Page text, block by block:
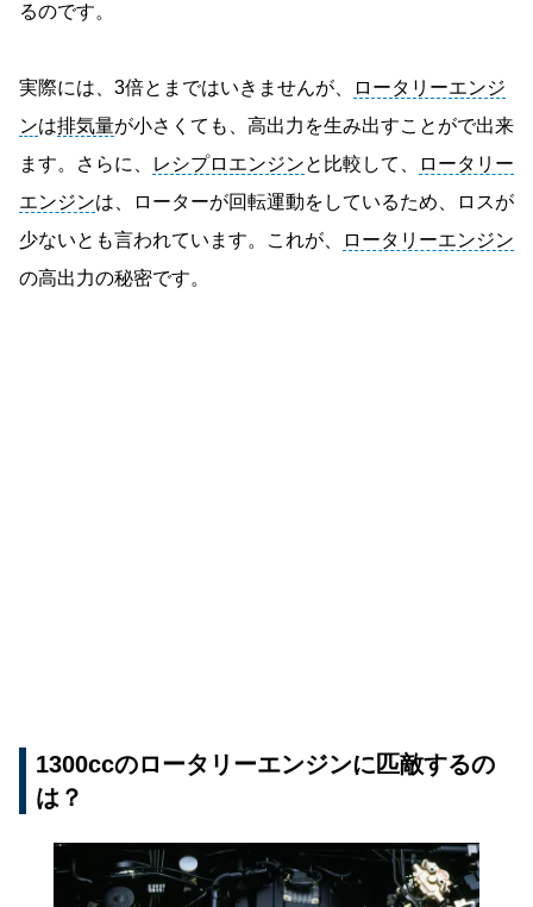
るのです。
実際には、3倍とまではいきませんが、
ロータリーエンジ
ンは排気量が小さくても、高出力を生み出すことがで出来
ます。さらに、
レシプロエンジンと比較して、
ロータリー
エンジンは、ローターが回転運動をしているため、ロスが
少ないとも言われています。これが、
ロータリーエンジン
の高出力の秘密です。
1300ccのロータリーエンジンに匹敵するの
は？